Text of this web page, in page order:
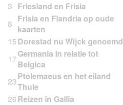
3 Friesland en Frisia
8 Frisia en Flandria op oude
kaarten
15Dorestad nu Wijck genoemd
17Germania in relatie tot
Belgica
23Ptolemaeus en het eiland
Thule
26Reizen in Gallia